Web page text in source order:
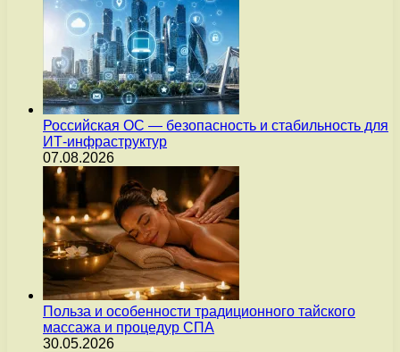
Российская ОС — безопасность и стабильность для
ИТ-инфраструктур
07.08.2026
Польза и особенности традиционного тайского
массажа и процедур СПА
30.05.2026